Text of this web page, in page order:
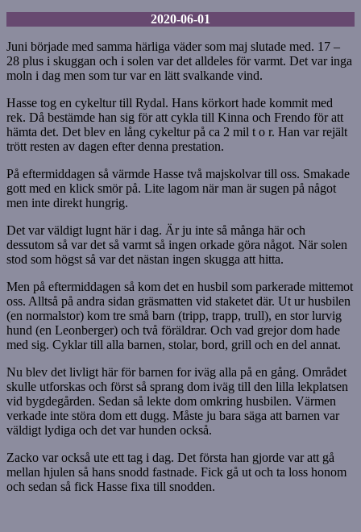
2020-06-01
Juni började med samma härliga väder som maj slutade med. 17 –
28 plus i skuggan och i solen var det alldeles för varmt. Det var inga
moln i dag men som tur var en lätt svalkande vind.
Hasse tog en cykeltur till Rydal. Hans körkort hade kommit med
rek. Då bestämde han sig för att cykla till Kinna och Frendo för att
hämta det. Det blev en lång cykeltur på ca 2 mil t o r. Han var rejält
trött resten av dagen efter denna prestation.
På eftermiddagen så värmde Hasse två majskolvar till oss. Smakade
gott med en klick smör på. Lite lagom när man är sugen på något
men inte direkt hungrig.
Det var väldigt lugnt här i dag. Är ju inte så många här och
dessutom så var det så varmt så ingen orkade göra något. När solen
stod som högst så var det nästan ingen skugga att hitta.
Men på eftermiddagen så kom det en husbil som parkerade mittemot
oss. Alltså på andra sidan gräsmatten vid staketet där. Ut ur husbilen
(en normalstor) kom tre små barn (tripp, trapp, trull), en stor lurvig
hund (en Leonberger) och två föräldrar. Och vad grejor dom hade
med sig. Cyklar till alla barnen, stolar, bord, grill och en del annat.
Nu blev det livligt här för barnen for iväg alla på en gång. Området
skulle utforskas och först så sprang dom iväg till den lilla lekplatsen
vid bygdegården. Sedan så lekte dom omkring husbilen. Värmen
verkade inte störa dom ett dugg. Måste ju bara säga att barnen var
väldigt lydiga och det var hunden också.
Zacko var också ute ett tag i dag. Det första han gjorde var att gå
mellan hjulen så hans snodd fastnade. Fick gå ut och ta loss honom
och sedan så fick Hasse fixa till snodden.